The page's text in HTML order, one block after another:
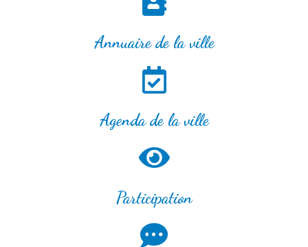
Annuaire de la ville
Agenda de la ville
Participation